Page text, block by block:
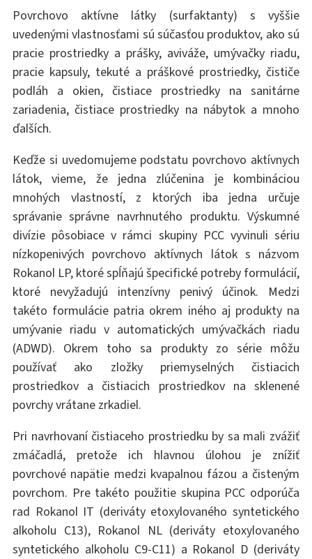
Povrchovo aktívne látky (surfaktanty) s vyššie
uvedenými vlastnosťami sú súčasťou produktov, ako sú
pracie prostriedky a prášky, aviváže, umývačky riadu,
pracie kapsuly, tekuté a práškové prostriedky, čističe
podláh a okien, čistiace prostriedky na sanitárne
zariadenia, čistiace prostriedky na nábytok a mnoho
ďalších.
Keďže si uvedomujeme podstatu povrchovo aktívnych
látok, vieme, že jedna zlúčenina je kombináciou
mnohých vlastností, z ktorých iba jedna určuje
správanie správne navrhnutého produktu. Výskumné
divízie pôsobiace v rámci skupiny PCC vyvinuli sériu
nízkopenivých povrchovo aktívnych látok s názvom
Rokanol LP, ktoré spĺňajú špecifické potreby formulácií,
ktoré nevyžadujú intenzívny penivý účinok. Medzi
takéto formulácie patria okrem iného aj produkty na
umývanie riadu v automatických umývačkách riadu
(ADWD). Okrem toho sa produkty zo série môžu
používať ako zložky priemyselných čistiacich
prostriedkov a čistiacich prostriedkov na sklenené
povrchy vrátane zrkadiel.
Pri navrhovaní čistiaceho prostriedku by sa mali zvážiť
zmáčadlá, pretože ich hlavnou úlohou je znížiť
povrchové napätie medzi kvapalnou fázou a čisteným
povrchom. Pre takéto použitie skupina PCC odporúča
rad Rokanol IT (deriváty etoxylovaného syntetického
alkoholu C13), Rokanol NL (deriváty etoxylovaného
syntetického alkoholu C9-C11) a Rokanol D (deriváty